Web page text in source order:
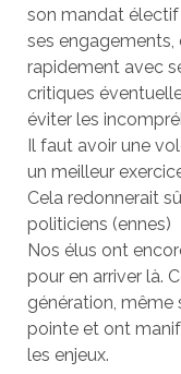
son mandat électif
ses engagements,
rapidement avec
critiques
éviter les
Il faut avoir une
un meilleur
Cela redonnerait
politiciens (ennes)
Nos élus ont
pour en arriver là.
génération, même
pointe et ont
les enjeux.